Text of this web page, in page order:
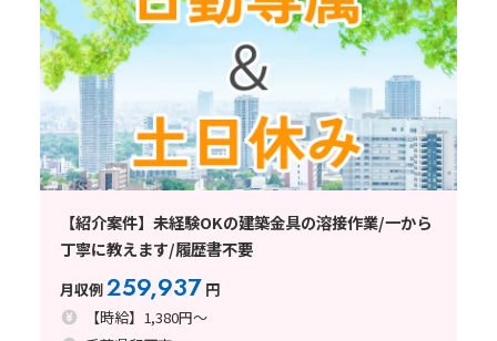
【紹介案件】未経験OKの建築金具の溶接作業/一から
丁寧に教えます/履歴書不要
月収例259,937 円
【時給】1,380円～